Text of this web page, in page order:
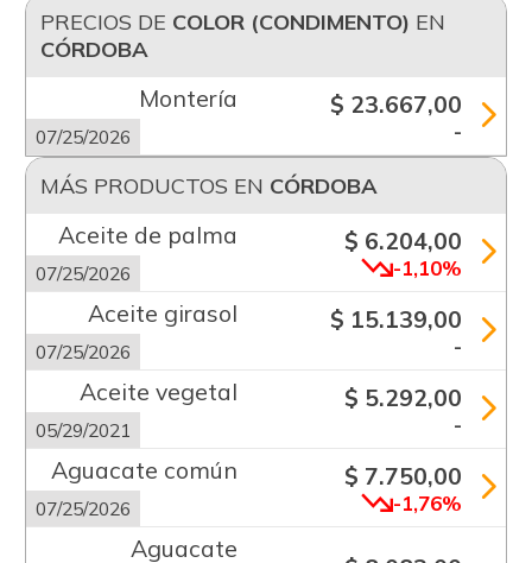
PRECIOS DE COLOR (CONDIMENTO) EN
CÓRDOBA
Montería
07/25/2026
$ 23.667,00
-
MÁS PRODUCTOS EN CÓRDOBA
Aceite de palma
07/25/2026
$ 6.204,00
-1,10%
Aceite girasol
07/25/2026
$ 15.139,00
-
Aceite vegetal
05/29/2021
$ 5.292,00
-
Aguacate común
07/25/2026
$ 7.750,00
-1,76%
Aguacate